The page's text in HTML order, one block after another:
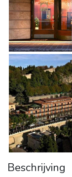
Beschrijving